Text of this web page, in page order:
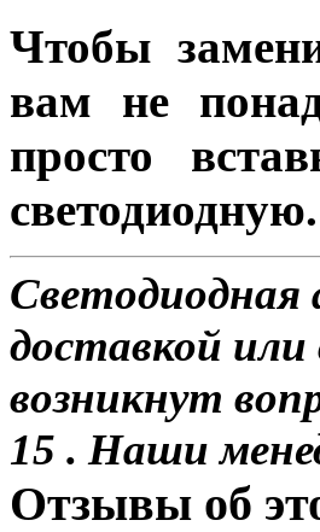
Чтобы
вам не
просто
светодиодную.
доставкой
возникнут
15 . Наши
Отзывы об